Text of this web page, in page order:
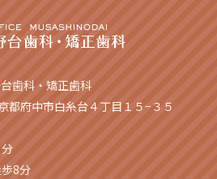
歯科・矯正歯科
都府中市白糸台４丁目１５−３５
8分